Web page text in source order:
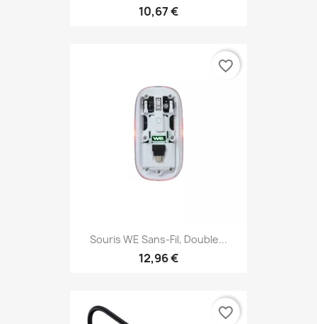
10,67 €
Souris WE Sans-Fil, Double...
12,96 €
favorite_border
favorite_border